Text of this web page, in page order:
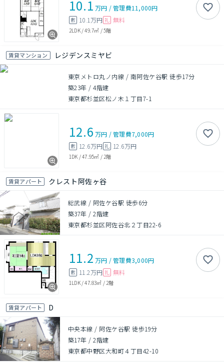
10.1 万円 /管理費11,000円
敷 10.1万円 礼 無料
2LDK/49.7㎡ /5階
賃貸マンション レジデンスミヤビ
東京メトロ丸ノ内線 / 南阿佐ケ谷駅 徒歩17分
築23年 /4階建
東京都杉並区松ノ木１丁目7-1
12.6 万円 /管理費7,000円
敷 12.6万円 礼 12.6万円
1DK /47.95㎡ / 2階
賃貸アパート クレスト阿佐ヶ谷
総武線 / 阿佐ケ谷駅 徒歩6分
築37年 /2階建
東京都杉並区阿佐谷北２丁目22-6
11.2 万円 /管理費3,000円
敷 11.2万円 礼 無料
1LDK/47.83㎡ / 2階
賃貸アパート D
中央本線 / 阿佐ケ谷駅 徒歩19分
築17年 /2階建
東京都中野区大和町４丁目42-10